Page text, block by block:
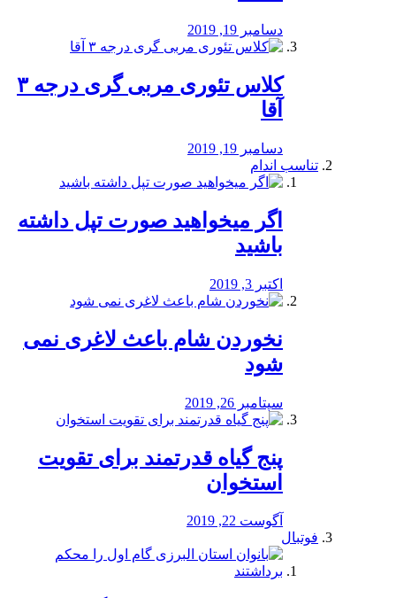
دسامبر 19, 2019
کلاس تئوری مربی گری درجه ۳
آقا
دسامبر 19, 2019
تناسب اندام
اگر میخواهید صورت تپل داشته
باشید
اکتبر 3, 2019
نخوردن شام باعث لاغری نمی
‌شود
سپتامبر 26, 2019
پنج گیاه قدرتمند برای تقویت
استخوان
آگوست 22, 2019
فوتبال